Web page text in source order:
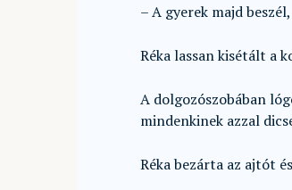
– A gyerek majd
Réka lassan kisétált a
A dolgozószobában
mindenkinek azzal
Réka bezárta az ajtót